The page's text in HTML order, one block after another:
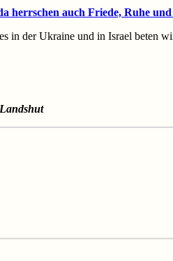
herrschen auch Friede, Ruhe
in der Ukraine und in Israel beten